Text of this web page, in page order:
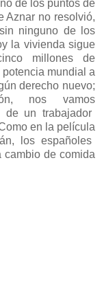
de los puntos de
Aznar no resolvió,
ninguno de los
la vivienda sigue
millones de
mundial a
derecho nuevo;
nos vamos
un trabajador
en la película
los españoles
cambio de comida